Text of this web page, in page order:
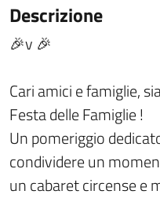
Descrizione
🎉v 🎉
Cari amici e famiglie,
Festa delle Famiglie !
Un pomeriggio
condividere un
un cabaret circense e